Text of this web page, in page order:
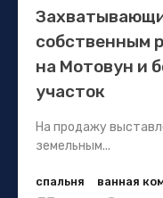
собственным
на Мотовун и
участок
На продажу
земельным...
спальня
ванная